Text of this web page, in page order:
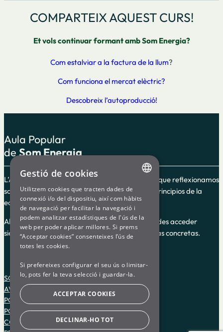
COMPARTEIX AQUEST CURS!
Et vols continuar formant amb Som Energia?
Com estalviar a la factura de la llum?
Com funciona el mercat elèctric?
Descobreix l’autoproducció!
Aula Popular
deSom Energia
L’Aula Popular es un espacio de formación en el que reflexionamos
sobre el cooperativismo y la energía según los principios de la
economía social y solidaria.
Algunos de los cursos guiados son en línea y puedes acceder
siempre, y otros son impartidos en fechas y horas concretas.
SOM ENERGIA
AVISO LEGAL
POLÍTICA DE PRIVACIDAD
POLÍTICA DE COOKIES
CONDICIONES DE USO DE LA PLATAFORMA
ENGLISH
SPANISH
GL
Gestió de cookies
Utilitzem cookies que tracten dades de
connexió i/o del dispositiu, així com hàbits
de navegació per facilitar la navegació i
podem analitzar estadístiques de l'ús de la
web per poder aplicar millores. Si prems
“Acceptar cookies” consenteixes l’ús de
totes les cookies.
Si prefereixes configurar el seu ús o limitar-
lo, pots fer la teva selecció i guardar-la.
ACCEPTAR COOKIES
DECLINAR-HO TOT